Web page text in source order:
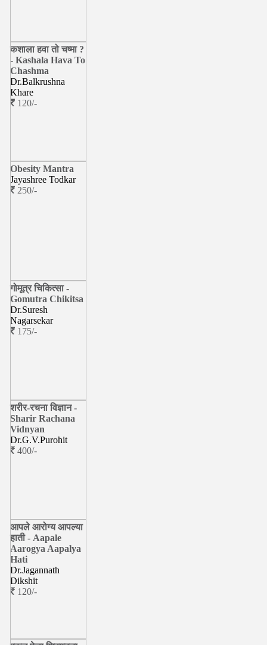
कशाला हवा तो चष्मा ?
- Kashala Hava To
Chashma
Dr.Balkrushna
Khare
120/-
Obesity Mantra
Jayashree Todkar
250/-
गोमूत्र चिकित्सा -
Gomutra Chikitsa
Dr.Suresh
Nagarsekar
175/-
शरीर-रचना विज्ञान -
Sharir Rachana
Vidnyan
Dr.G.V.Purohit
400/-
आपले आरोग्य आपल्या
हाती - Aapale
Aarogya Aapalya
Hati
Dr.Jagannath
Dikshit
120/-